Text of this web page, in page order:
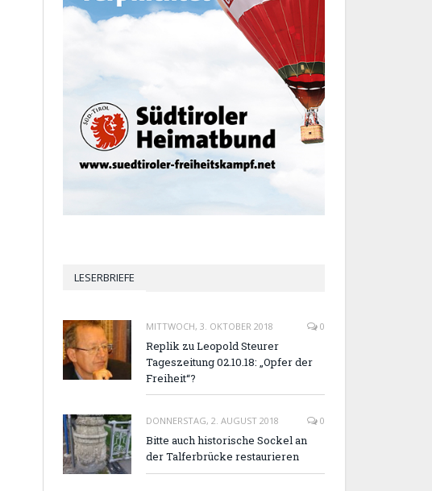
LESERBRIEFE
MITTWOCH, 3. OKTOBER 2018 0
Replik zu Leopold Steurer
Tageszeitung 02.10.18: „Opfer der
Freiheit“?
DONNERSTAG, 2. AUGUST 2018 0
Bitte auch historische Sockel an
der Talferbrücke restaurieren